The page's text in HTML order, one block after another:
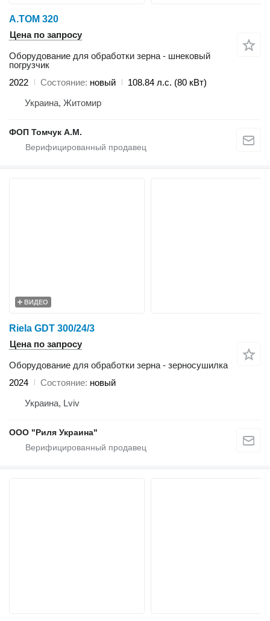
A.TOM 320
Цена по запросу
Оборудование для обработки зерна - шнековый
погрузчик
2022
Состояние новый
108.84 л.с. (80 кВт)
Украина, Житомир
ФОП Томчук А.М.
ВИДЕО
Riela GDT 300/24/3
Цена по запросу
Оборудование для обработки зерна - зерносушилка
2024
Состояние новый
Украина, Lviv
ООО "Риля Украина"